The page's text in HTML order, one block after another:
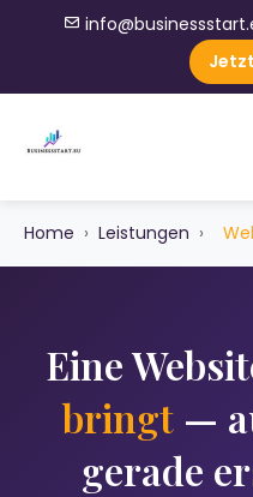
Home › Leistungen ›
Eine
bringt—
gerade